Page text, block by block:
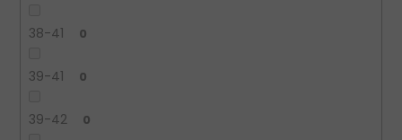
38-41 0
39-41 0
39-42 0